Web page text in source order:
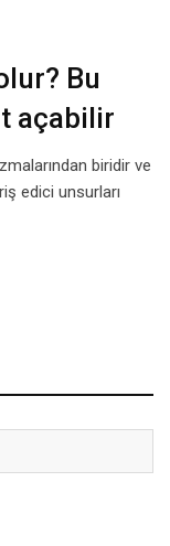
Bu
açabilir
biridir ve
edici unsurları